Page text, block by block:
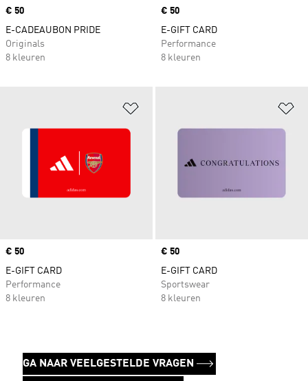
Price
€ 50
E-CADEAUBON PRIDE
Originals
8 kleuren
Price
€ 50
E-GIFT CARD
Performance
8 kleuren
Price
€ 50
E-GIFT CARD
Performance
8 kleuren
Price
€ 50
E-GIFT CARD
Sportswear
8 kleuren
GA NAAR VEELGESTELDE VRAGEN